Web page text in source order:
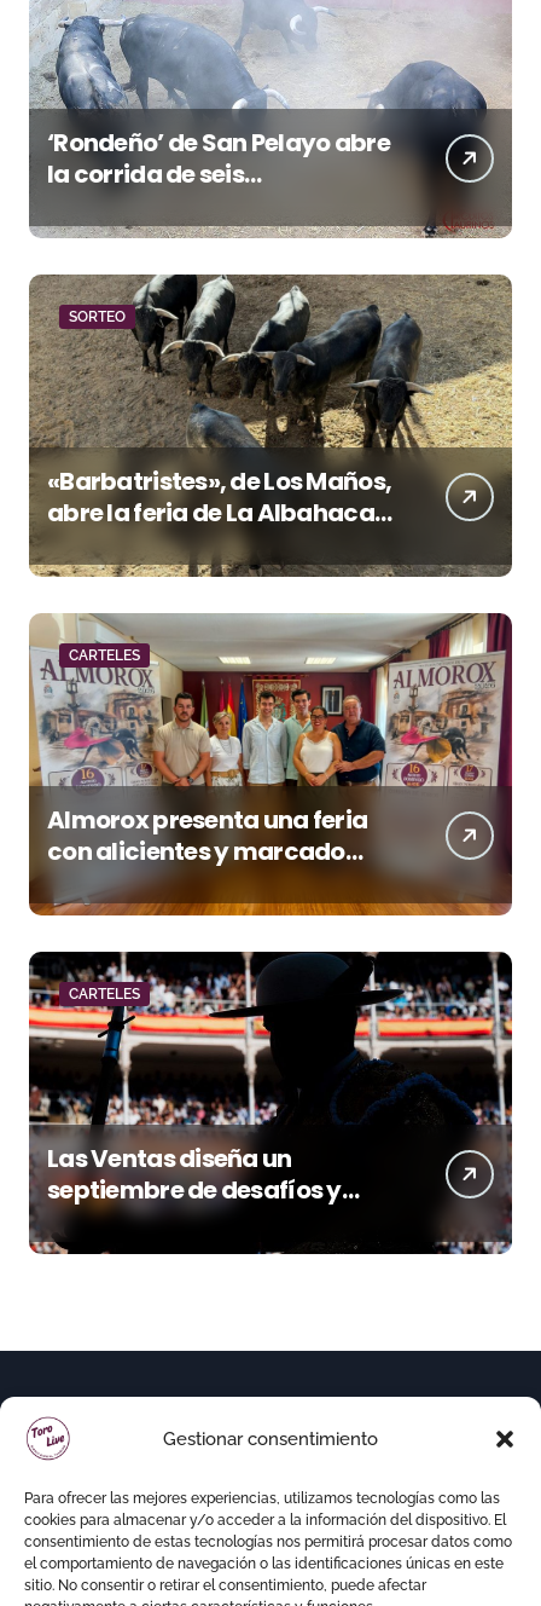
Gestionar consentimiento
Para ofrecer las mejores experiencias, utilizamos tecnologías como las
cookies para almacenar y/o acceder a la información del dispositivo. El
consentimiento de estas tecnologías nos permitirá procesar datos como
el comportamiento de navegación o las identificaciones únicas en este
sitio. No consentir o retirar el consentimiento, puede afectar
‘Rondeño’ de San Pelayo abre
la corrida de seis
Santa María esta noche
SORTEO
«Barbatristes», de Los Maños,
abre la feria de La Albahaca
de Huesca
CARTELES
Almorox presenta una feria
con alicientes y marcado
acento torista
CARTELES
Las Ventas diseña un
septiembre de desafíos y
variedad ganadera